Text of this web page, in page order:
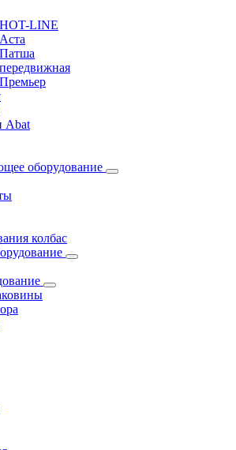
LINE
Abat
оборудование
колбас